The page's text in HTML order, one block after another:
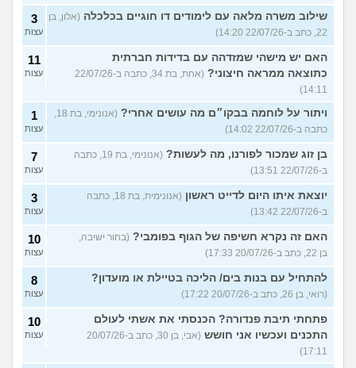
שילוב משרה מלאה עם לימודים דו חוגיים בכלכלה (אלון, בן
22, כתב ב-22/07/26 14:20)
3
עצות
האם יש מישהי שמזדהה עם בדידות חברתית
כתוצאה ממראה חיצוני?
(אחת, בת 34, כתבה ב-22/07/26
14:11)
11
עצות
ויתור על לוחמה בבקו״ם מה עושים אחרי?
(אנונימי, בת 18,
כתבה ב-22/07/26 14:02)
1
עצות
בן זוג שמכור לפורנו, מה לעשות?
(אנונימי, בת 19, כתבה
ב-22/07/26 13:51)
7
עצות
יוצאת איתו היום לדייט ראשון
(אנונימית, בת 18, כתבה
ב-22/07/26 13:42)
3
עצות
האם זה נקרא חשיפה של הגוף בפומבי? (בחור ישיבה,
בן 22, כתב ב-20/07/26 17:33)
10
עצות
להתחיל עם בנות בים/ הליכה בטיילת או מועדון?
(רואי, בן 26, כתב ב-20/07/26 17:22)
8
עצות
פתחתי תיבת פנדורה? הכנסתי את אשתי לעולם
התכנים ועכשיו אני חושש
(אבי, בן 30, כתב ב-20/07/26
17:11)
10
עצות